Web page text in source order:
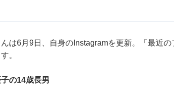
は6月9日、自身のInstagramを更新。「最近
。
の14歳長男